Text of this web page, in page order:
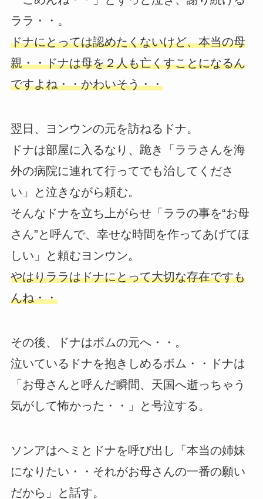
ララ・・。
ドナにとっては認めたくないけど、本当の母
親・・ドナは母を２人も亡くすことになるん
ですよね・・かわいそう・・
翌日、ヨンウンの元を訪ねるドナ。
ドナは部屋に入るなり、跪き「ララさんを海
外の病院に連れて行ってでも治してくださ
い」と泣きながら頼む。
そんなドナを立ち上がらせ「ララの事を“お母
さん”と呼んで、幸せな時間を作ってあげてほ
しい」と頼むヨンウン。
やはりララはドナにとって大切な存在ですも
んね・・
その後、ドナはボムの元へ・・。
泣いているドナを抱きしめるボム・・ドナは
「お母さんと呼んだ瞬間、天国へ逝っちゃう
気がして怖かった・・」と号泣する。
ソンアはヘミとドナを呼び出し「本当の姉妹
になりたい・・それがお母さんの一番の願い
だから」と話す。